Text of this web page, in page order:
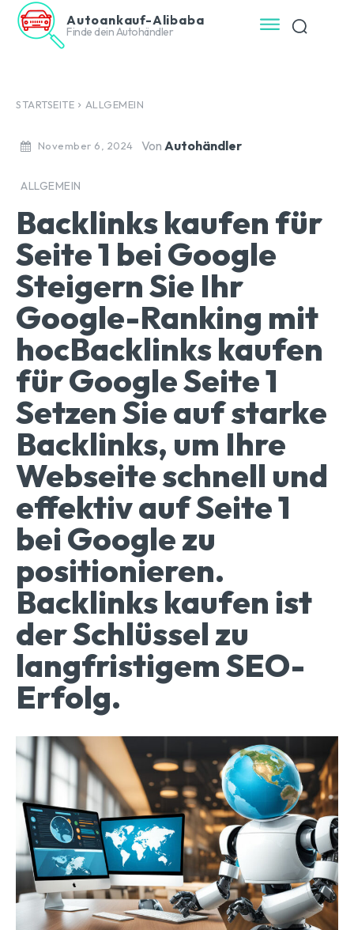
Autoankauf-Alibaba
Finde dein Autohändler
STARTSEITE ALLGEMEIN
November 6, 2024 Von Autohändler
ALLGEMEIN
Backlinks kaufen für
Seite 1 bei Google
Steigern Sie Ihr
Google-Ranking mit
hocBacklinks kaufen
für Google Seite 1
Setzen Sie auf starke
Backlinks, um Ihre
Webseite schnell und
effektiv auf Seite 1
bei Google zu
positionieren.
Backlinks kaufen ist
der Schlüssel zu
langfristigem SEO-
Erfolg.